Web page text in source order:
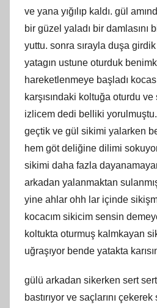
ve yana yığılıp kaldı. gül
bir güzel yaladı bir damlasını
yuttu. sonra sırayla duşa
yatagın ustune oturduk
hareketlenmeye başladı
karşısındaki koltuğa oturdu
izlicem dedi belliki
geçtik ve gül sikimi yalarken
hem göt deliğine dilimi
sikimi daha fazla
arkadan yalanmaktan
yine ahlar ohh lar içinde
kocacım sikicim sensin
koltukta oturmuş kalmkayan
uğraşıyor bende yatakta
gülü arkadan sikerken sert
bastırıyor ve saçlarını